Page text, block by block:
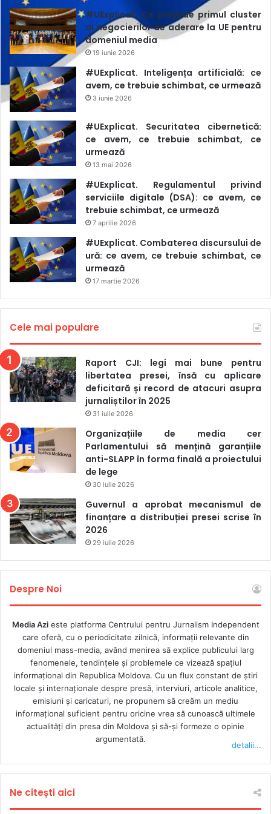
severe, printre acestea numărându-se Rusia (locul 172),
Turkmenistan (locul 173), Vietnam (locul 174), Arabia
Saudită (locul 176) și Iran (locul 177). Ultimele poziții sunt
ocupate de China (locul 178), Coreea de Nord (locul 179) și
Eritrea (locul 180), unde libertatea presei este practic
inexistentă.
#UExplicat. Ce prevede primul cluster
al negocierilor de aderare la UE pentru
domeniul media
19 iunie 2026
#UExplicat. Inteligența artificială: ce
avem, ce trebuie schimbat, ce urmează
3 iunie 2026
#UExplicat. Securitatea cibernetică:
ce avem, ce trebuie schimbat, ce
urmează
13 mai 2026
#UExplicat. Regulamentul privind
serviciile digitale (DSA): ce avem, ce
trebuie schimbat, ce urmează
7 aprilie 2026
#UExplicat. Combaterea discursului de
ură: ce avem, ce trebuie schimbat, ce
urmează
17 martie 2026
Cele mai populare
Raport CJI: legi mai bune pentru
libertatea presei, însă cu aplicare
deficitară și record de atacuri asupra
jurnaliștilor în 2025
31 iulie 2026
Organizațiile de media cer
Parlamentului să mențină garanțiile
anti-SLAPP în forma finală a proiectului
de lege
30 iulie 2026
Guvernul a aprobat mecanismul de
finanțare a distribuției presei scrise în
2026
29 iulie 2026
Despre Noi
Media Azieste platforma Centrului pentru Jurnalism Independent
care oferă, cu o periodicitate zilnică, informații relevante din
domeniul mass-media, având menirea să explice publicului larg
fenomenele, tendințele și problemele ce vizează spațiul
informațional din Republica Moldova. Cu un flux constant de ştiri
locale şi internaţionale despre presă, interviuri, articole analitice,
emisiuni și caricaturi, ne propunem să creăm un mediu
informaţional suficient pentru oricine vrea să cunoască ultimele
actualităţi din presa din Moldova şi să-şi formeze o opinie
argumentată.
detalii...
Ne citești aici